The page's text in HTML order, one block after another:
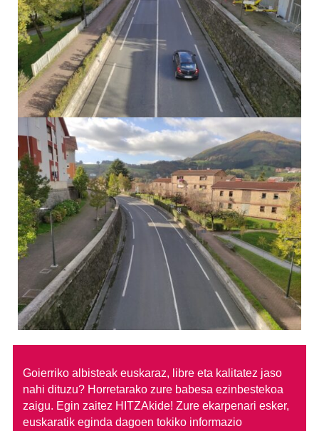
Goierriko albisteak euskaraz, libre eta kalitatez jaso
nahi dituzu? Horretarako zure babesa ezinbestekoa
zaigu. Egin zaitez HITZAkide! Zure ekarpenari esker,
euskaratik eginda dagoen tokiko informazio